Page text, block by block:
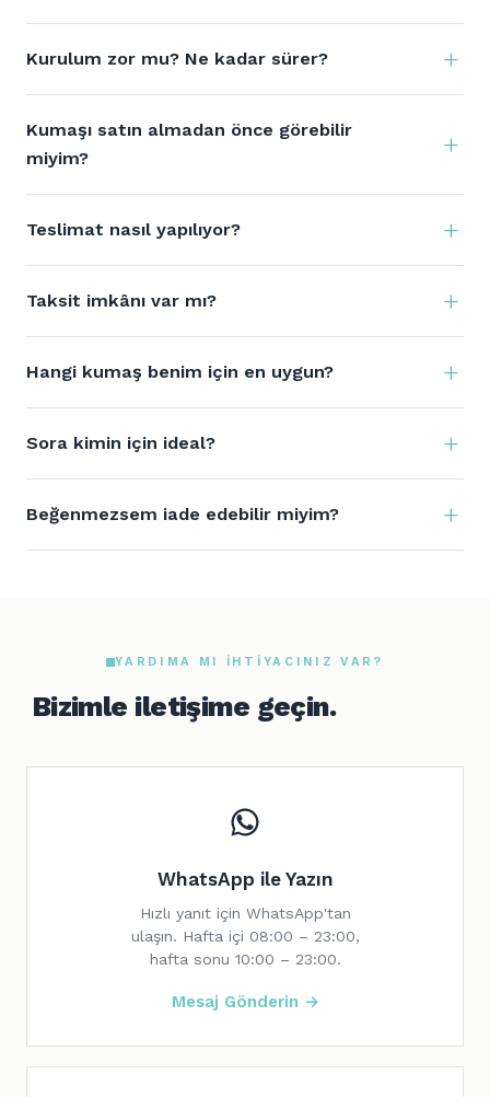
Kurulum zor mu? Ne kadar sürer?
Kumaşı satın almadan önce görebilir
miyim?
Teslimat nasıl yapılıyor?
Taksit imkânı var mı?
Hangi kumaş benim için en uygun?
Sora kimin için ideal?
Beğenmezsem iade edebilir miyim?
YARDIMA MI IHTIYACINIZ VAR?
Bizimle iletişime geçin.
WhatsApp ile Yazın
Hızlı yanıt için WhatsApp'tan
ulaşın. Hafta içi 08:00 – 23:00,
hafta sonu 10:00 – 23:00.
Mesaj Gönderin →